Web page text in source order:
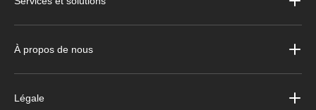
À propos de nous
Légale